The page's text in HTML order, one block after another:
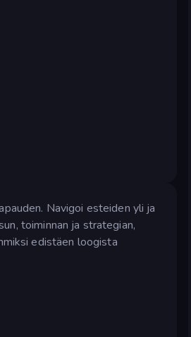
Navigoi esteiden yli ja
toiminnan ja strategian,
edistäen loogista